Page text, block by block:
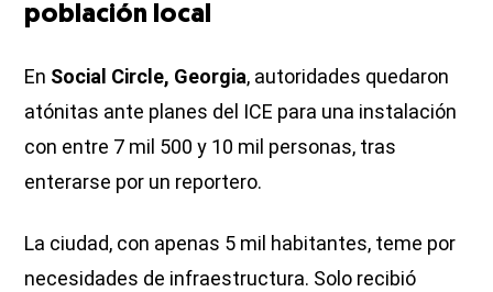
población local
En Social Circle, Georgia, autoridades quedaron
atónitas ante planes del ICE para una instalación
con entre 7 mil 500 y 10 mil personas, tras
enterarse por un reportero.
La ciudad, con apenas 5 mil habitantes, teme por
necesidades de infraestructura. Solo recibió